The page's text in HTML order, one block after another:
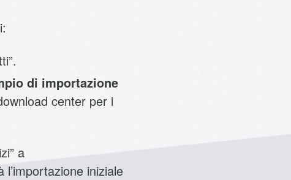
di importazione
center per i
a
iniziale